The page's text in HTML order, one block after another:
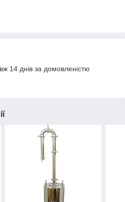
14 днів за домовленістю